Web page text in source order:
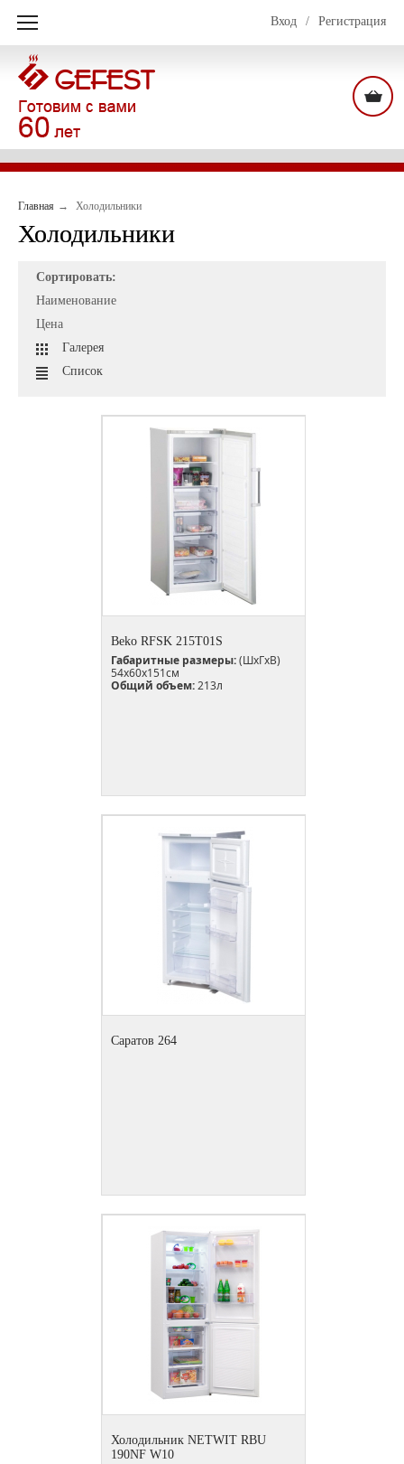
Вход / Регистрация
Главная Холодильники
Холодильники
Сортировать:
Наименование
Цена
Галерея
Список
Beko RFSK 215T01S
Габаритные размеры:(ШxГxВ)
54x60x151см
Общий объем:213л
Саратов 264
Холодильник NETWIT RBU
190NF W10